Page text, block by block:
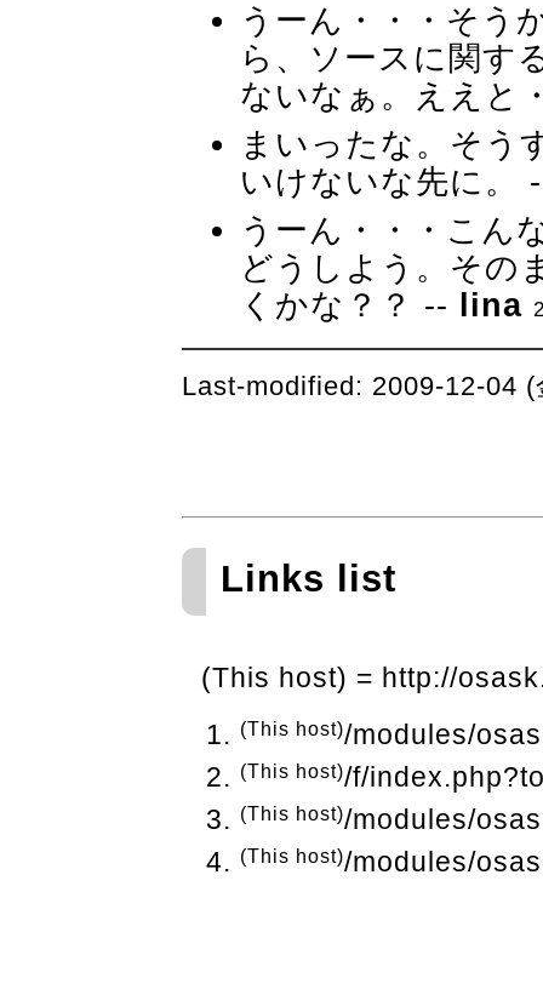
うーん・・・そう
ら、ソースに関す
ないなぁ。ええと
まいったな。そう
いけないな先に。
うーん・・・こん
どうしよう。その
くかな？？ -- lina
Last-modified: 2009-12-04
Links list
(This host) = http://
(This host)/modules/
(This host)/f/
(This host)/modules/
(This host)/modules/